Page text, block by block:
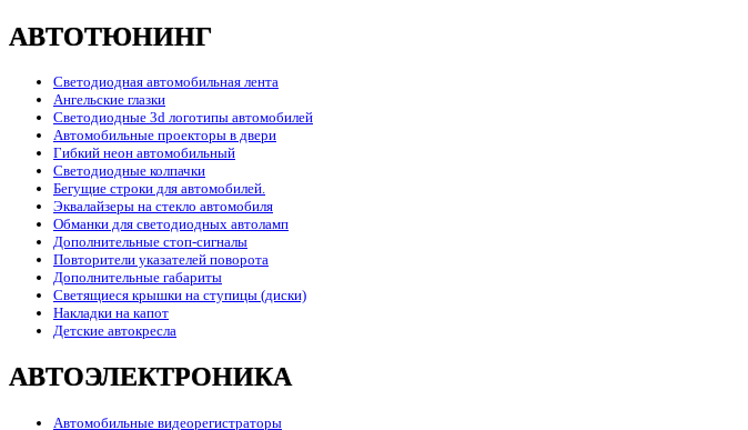
АВТОТЮНИНГ
Светодиодная автомобильная лента
Ангельские глазки
Светодиодные 3d логотипы автомобилей
Автомобильные проекторы в двери
Гибкий неон автомобильный
Светодиодные колпачки
Бегущие строки для автомобилей.
Эквалайзеры на стекло автомобиля
Обманки для светодиодных автоламп
Дополнительные стоп-сигналы
Повторители указателей поворота
Дополнительные габариты
Светящиеся крышки на ступицы (диски)
Накладки на капот
Детские автокресла
АВТОЭЛЕКТРОНИКА
Автомобильные видеорегистраторы